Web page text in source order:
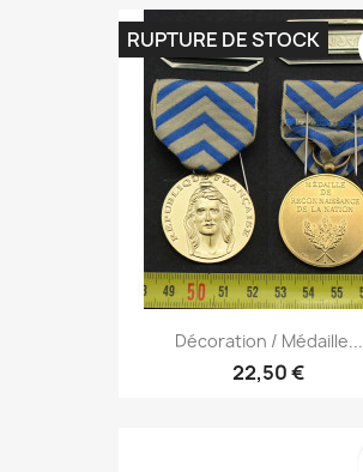
Décoration / Médaille...
22,50 €
RUPTURE DE STOCK